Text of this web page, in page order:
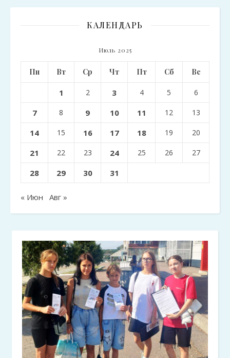
КАЛЕНДАРЬ
Июль 2025
Пн Вт Ср Чт Пт Сб Вс
1 2 3 4 5 6
7 8 9 10 11 12 13
14 15 16 17 18 19 20
21 22 23 24 25 26 27
28 29 30 31
« Июн Авг »